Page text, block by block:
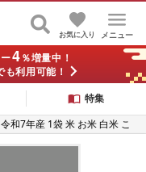
メニュー
お気に入り
4％増量中！
利用可能！
特集
和7年産 1袋 米 お米 白米 こ